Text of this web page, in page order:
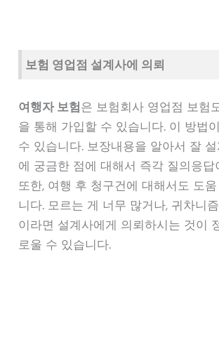
보험 영업점 설계사에 의뢰
여행자 보험은 보험회사 영업점 보험
을 통해 가입할 수 있습니다. 이 방법
수 있습니다. 보장내용을 알아서 잘
에 궁금한 점에 대해서 즉각 질의응답
또한, 여행 후 청구건에 대해서도 도
니다. 모르는 게 너무 많거나, 귀차니
이라면 설계사에게 의뢰하시는 것이
로울 수 있습니다.